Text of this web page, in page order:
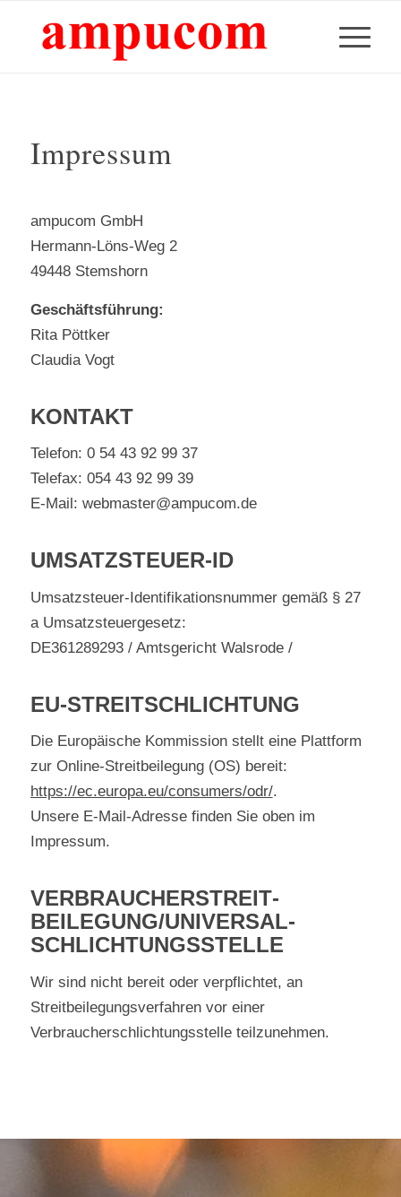
Impressum
ampucom GmbH
Hermann-Löns-Weg 2
49448 Stemshorn
Geschäftsführung:
Rita Pöttker
Claudia Vogt
KONTAKT
Telefon: 0 54 43 92 99 37
Telefax: 054 43 92 99 39
E-Mail: webmaster@ampucom.de
UMSATZSTEUER-ID
Umsatzsteuer-Identifikationsnummer gemäß § 27
a Umsatzsteuergesetz:
DE361289293 / Amtsgericht Walsrode /
EU-STREITSCHLICHTUNG
Die Europäische Kommission stellt eine Plattform
zur Online-Streitbeilegung (OS) bereit:
https://ec.europa.eu/consumers/odr/.
Unsere E-Mail-Adresse finden Sie oben im
Impressum.
VERBRAUCHER­STREIT­
BEILEGUNG/UNIVERSAL­
SCHLICHTUNGS­STELLE
Wir sind nicht bereit oder verpflichtet, an
Streitbeilegungsverfahren vor einer
Verbraucherschlichtungsstelle teilzunehmen.